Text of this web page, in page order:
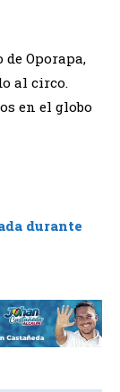
Oporapa,
al circo.
en el globo
durante